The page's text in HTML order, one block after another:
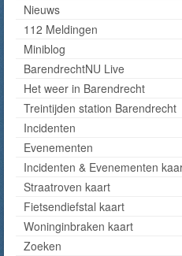
Nieuws
112 Meldingen
Miniblog
BarendrechtNU Live
Het weer in Barendrecht
Treintijden station Barendrecht
Incidenten
Evenementen
Incidenten & Evenementen
Straatroven kaart
Fietsendiefstal kaart
Woninginbraken kaart
Zoeken